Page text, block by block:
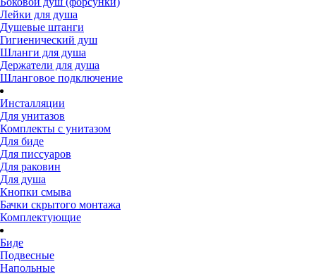
Лейки для душа
Душевые штанги
Гигиенический душ
Шланги для душа
Держатели для душа
Шланговое подключение
Инсталляции
Для унитазов
Комплекты с унитазом
Для биде
Для писсуаров
Для раковин
Для душа
Кнопки смыва
Бачки скрытого монтажа
Комплектующие
Биде
Подвесные
Напольные